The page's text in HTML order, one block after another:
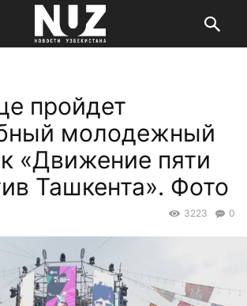
пройдет
молодежный
«Движение пяти
Ташкента». Фото
0
3223